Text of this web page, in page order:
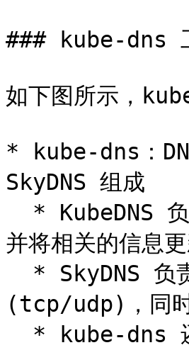
### kube-dns
如下图所示，
* kube-dns：
SkyDNS 组成
并将相关的信息
(tcp/udp)，同